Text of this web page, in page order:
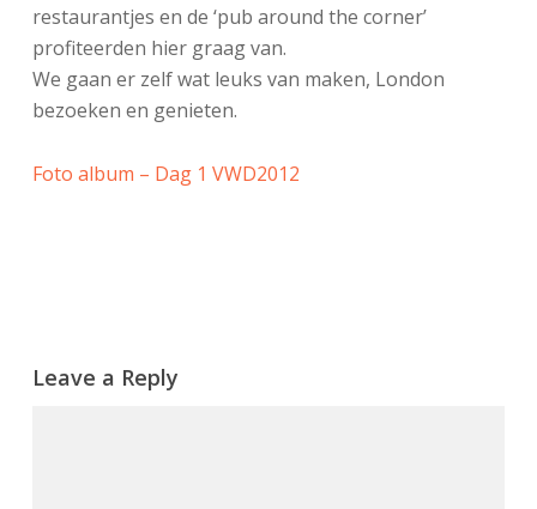
restaurantjes en de ‘pub around the corner’
profiteerden hier graag van.
We gaan er zelf wat leuks van maken, London
bezoeken en genieten.
Foto album – Dag 1 VWD2012
Leave a Reply